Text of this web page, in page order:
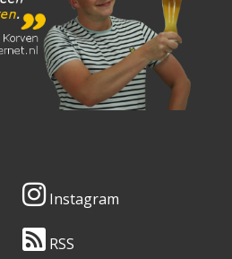
Instagram
RSS